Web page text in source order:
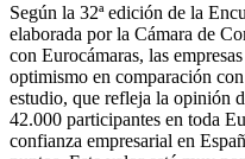
Según la 32ª edición de la
elaborada por la Cámara de
con Eurocámaras, las
optimismo en comparación
estudio, que refleja la opinión
42.000 participantes en toda
confianza empresarial en